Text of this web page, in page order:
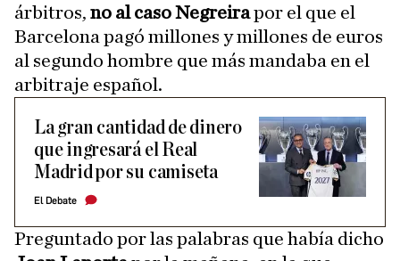
árbitros, no al caso Negreirapor el que el
Barcelona pagó millones y millones de euros
al segundo hombre que más mandaba en el
arbitraje español.
La gran cantidad de dinero
que ingresará el Real
Madrid por su camiseta
El Debate
Preguntado por las palabras que había dicho